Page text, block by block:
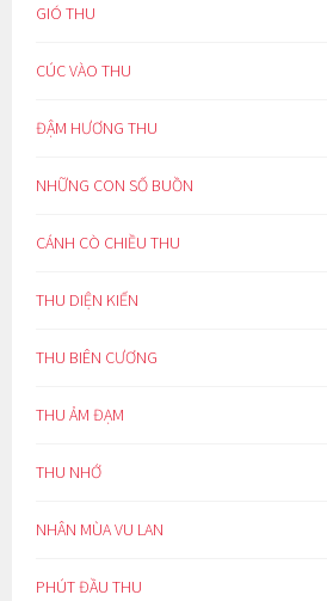
GIÓ THU
CÚC VÀO THU
ĐẬM HƯƠNG THU
NHỮNG CON SỐ BUỒN
CÁNH CÒ CHIỀU THU
THU DIỆN KIẾN
THU BIÊN CƯƠNG
THU ẢM ĐẠM
THU NHỚ
NHÂN MÙA VU LAN
PHÚT ĐẦU THU